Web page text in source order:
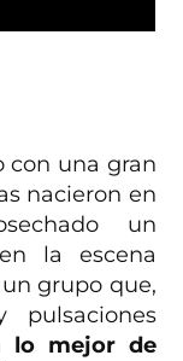
con una gran
nacieron en
un
la escena
grupo que,
lo mejor de